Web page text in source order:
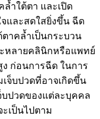
ำใต้ตา และเปิด
และสดใสยิ่งขึ้น ฉีด
ตาคล้ำเป็นกระบวน
หลายคลินิกหรือแพทย์
ก่อนการฉีด ในการ
จ็บปวดที่อาจเกิดขึ้น
ปวดของแต่ละบุคคล
เป็นไปตาม